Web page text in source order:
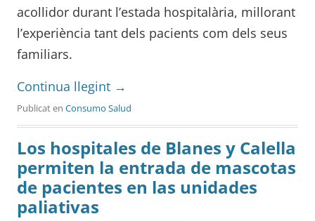
acollidor durant l’estada hospitalària, millorant
l’experiència tant dels pacients com dels seus
familiars.
Continua llegint →
Publicat en Consumo Salud
Los hospitales de Blanes y Calella
permiten la entrada de mascotas
de pacientes en las unidades
paliativas